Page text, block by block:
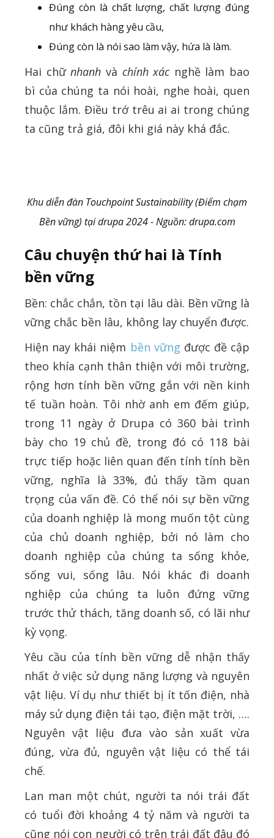
Đúng còn là chất lượng, chất lượng đúng
như khách hàng yêu cầu,
Đúng còn là nói sao làm vậy, hứa là làm.
Hai chữnhanh và chính xácnghề làm bao
bì của chúng ta nói hoài, nghe hoài, quen
thuộc lắm. Điều trớ trêu ai ai trong chúng
ta cũng trả giá, đôi khi giá này khá đắc.
Khu diễn đàn Touchpoint Sustainability (Điểm chạm
Bền vững) tại drupa 2024 - Nguồn: drupa.com
Câu chuyện thứ hai là Tính
bền vững
Bền: chắc chắn, tồn tại lâu dài. Bền vững là
vững chắc bền lâu, không lay chuyển được.
Hiện nay khái niệm bền vững được đề cập
theo khía cạnh thân thiện với môi trường,
rộng hơn tính bền vững gắn với nền kinh
tế tuần hoàn. Tôi nhờ anh em đếm giúp,
trong 11 ngày ở Drupa có 360 bài trình
bày cho 19 chủ đề, trong đó có 118 bài
trực tiếp hoặc liên quan đến tính tính bền
vững, nghĩa là 33%, đủ thấy tầm quan
trọng của vấn đề. Có thể nói sự bền vững
của doanh nghiệp là mong muốn tột cùng
của chủ doanh nghiệp, bởi nó làm cho
doanh nghiệp của chúng ta sống khỏe,
sống vui, sống lâu. Nói khác đi doanh
nghiệp của chúng ta luôn đứng vững
trước thử thách, tăng doanh số, có lãi như
kỳ vọng.
Yêu cầu của tính bền vững dễ nhận thấy
nhất ở việc sử dụng năng lượng và nguyên
vật liệu. Ví dụ như thiết bị ít tốn điện, nhà
máy sử dụng điện tái tạo, điện mặt trời, ….
Nguyên vật liệu đưa vào sản xuất vừa
đúng, vừa đủ, nguyên vật liệu có thể tái
chế.
Lan man một chút, người ta nói trái đất
có tuổi đời khoảng 4 tỷ năm và người ta
cũng nói con người có trên trái đất đâu đó